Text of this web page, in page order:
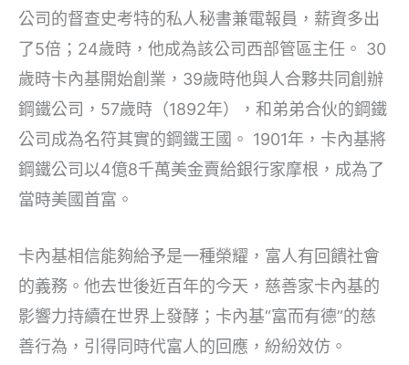
公司的督查史考特的私人秘書兼電報員，薪資多出
了5倍；24歲時，他成為該公司西部管區主任。 30
歲時卡內基開始創業，39歲時他與人合夥共同創辦
鋼鐵公司，57歲時（1892年），和弟弟合伙的鋼鐵
公司成為名符其實的鋼鐵王國。 1901年，卡內基將
鋼鐵公司以4億8千萬美金賣給銀行家摩根，成為了
當時美國首富。
卡內基相信能夠給予是一種榮耀，富人有回饋社會
的義務。他去世後近百年的今天，慈善家卡內基的
影響力持續在世界上發酵；卡內基“富而有德”的慈
善行為，引得同時代富人的回應，紛紛效仿。